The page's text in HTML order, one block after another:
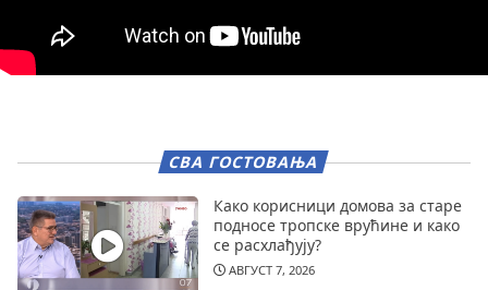
СВА ГОСТОВАЊА
Како корисници домова за старе
подносе тропске врућине и како
се расхлађују?
АВГУСТ 7, 2026